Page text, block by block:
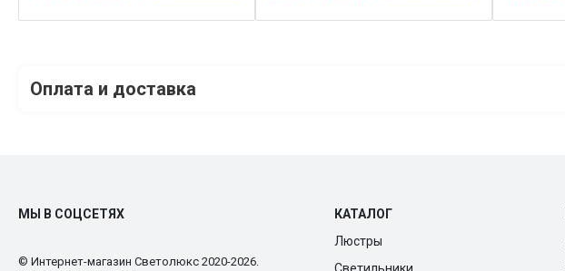
Оплата и доставка
МЫ В СОЦСЕТЯХ
© Интернет-магазин Cветолюкс 2020-2026.
КАТАЛОГ
Люстры